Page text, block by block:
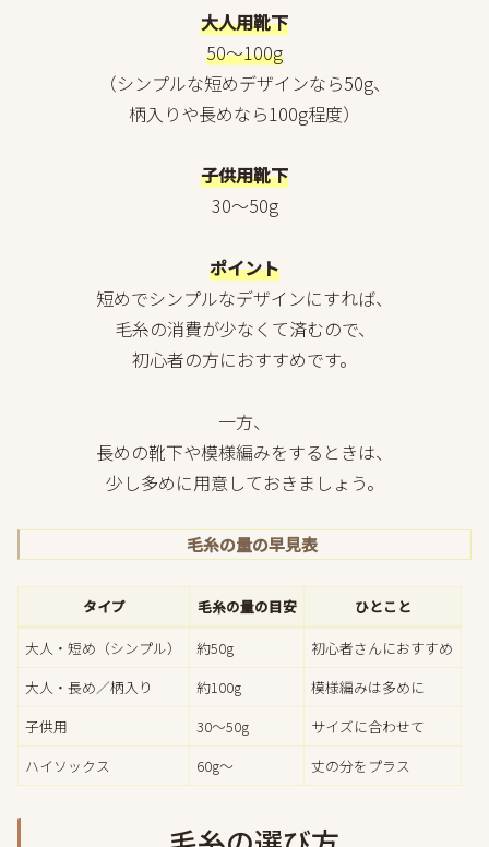
大人用靴下
50～100g
（シンプルな短めデザインなら50g、
柄入りや長めなら100g程度）
子供用靴下
30～50g
ポイント
短めでシンプルなデザインにすれば、
毛糸の消費が少なくて済むので、
初心者の方におすすめです。
一方、
長めの靴下や模様編みをするときは、
少し多めに用意しておきましょう。
毛糸の量の早見表
タイプ 毛糸の量の目安
ひとこと
大人・短め（シンプル）
約50g
初心者さんにおすすめ
大人・長め／柄入り
約100g
模様編みは多めに
子供用
30〜50g
サイズに合わせて
ハイソックス
60g〜 丈の分をプラス